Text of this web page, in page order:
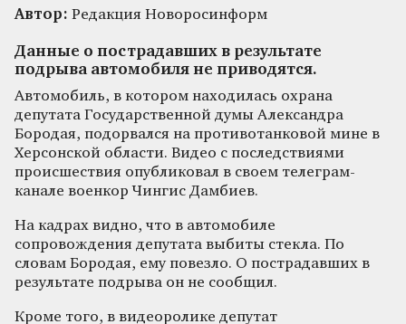
Автор: Редакция Новоросинформ
Данные о пострадавших в результате
подрыва автомобиля не приводятся.
Автомобиль, в котором находилась охрана
депутата Государственной думы Александра
Бородая, подорвался на противотанковой мине в
Херсонской области. Видео с последствиями
происшествия опубликовал в своем телеграм-
канале военкор Чингис Дамбиев.
На кадрах видно, что в автомобиле
сопровождения депутата выбиты стекла. По
словам Бородая, ему повезло. О пострадавших в
результате подрыва он не сообщил.
Кроме того, в видеоролике депутат